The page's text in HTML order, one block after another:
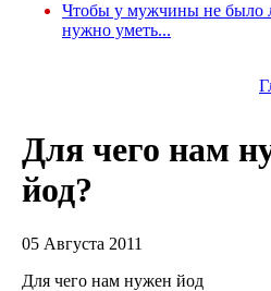
Чтобы у мужчины не было
нужно уметь...
Для чего нам
йод?
05 Августа 2011
Для чего нам нужен йод